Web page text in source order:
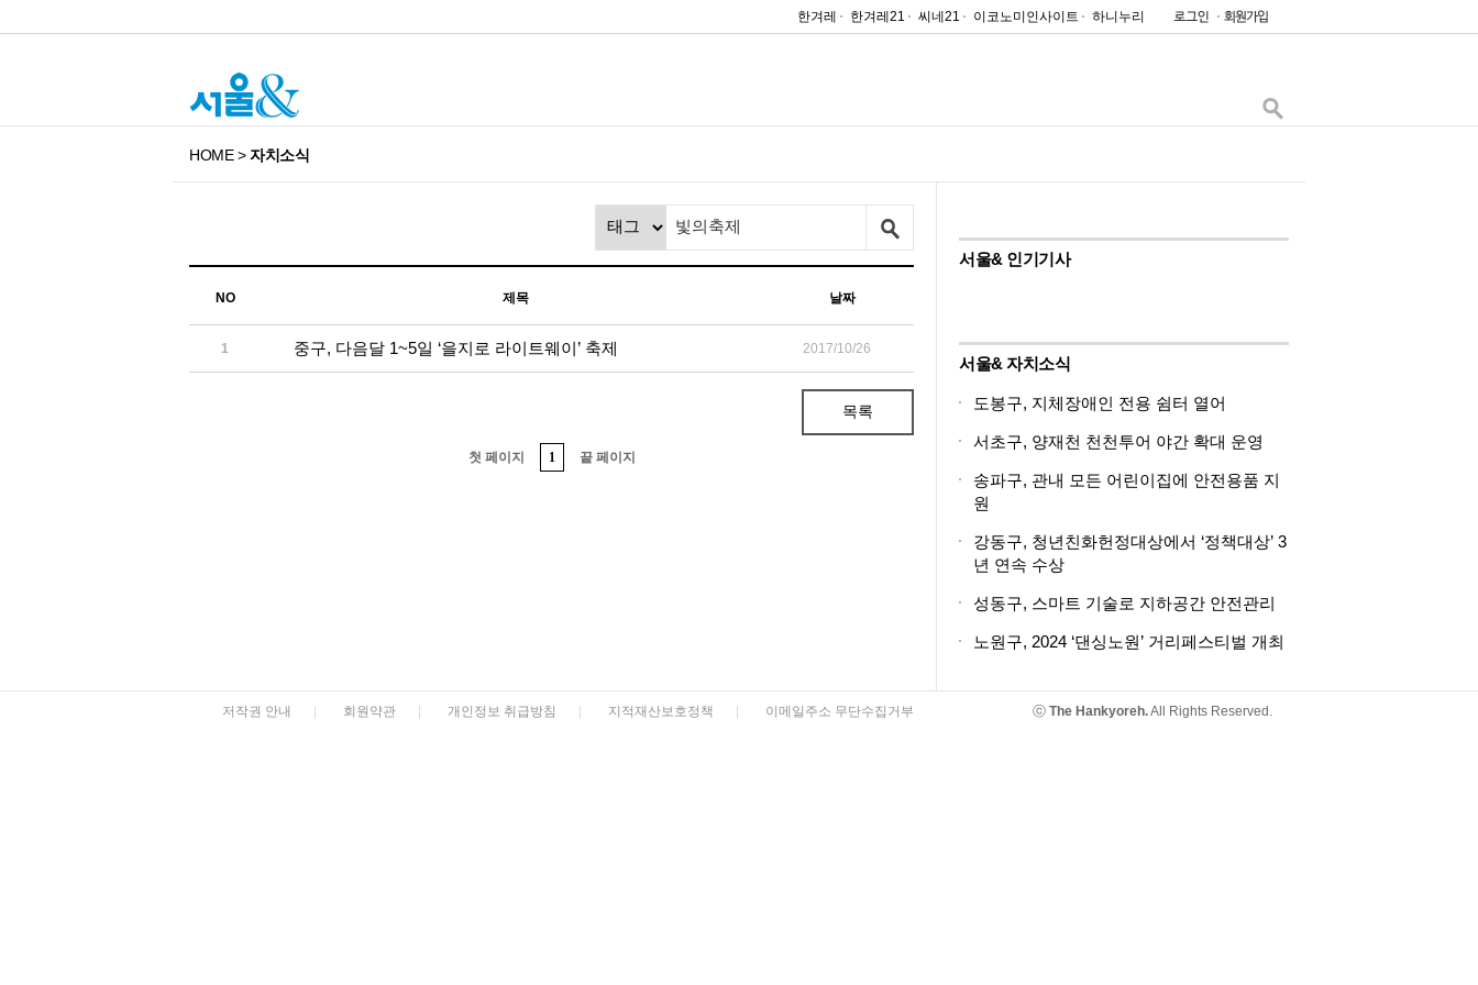
한겨레 한겨레21 씨네21 이코노미인사이트 하니누리
HOME>자치소식
NO 제목 날짜
1 중구, 다음달 1~5일 ‘을지로 라이트웨이’ 축제 2017/10/26
목록
첫 페이지 1 끝 페이지
서울& 인기기사
서울& 자치소식
도봉구, 지체장애인 전용 쉼터 열어
서초구, 양재천 천천투어 야간 확대 운영
송파구, 관내 모든 어린이집에 안전용품 지
원
강동구, 청년친화헌정대상에서 ‘정책대상’ 3
년 연속 수상
성동구, 스마트 기술로 지하공간 안전관리
노원구, 2024 ‘댄싱노원’ 거리페스티벌 개최
저작권 안내 | 회원약관 | 개인정보 취급방침 | 지적재산보호정책 | 이메일주소 무단수집거부 ⓒ The Hankyoreh.All Rights Reserved.